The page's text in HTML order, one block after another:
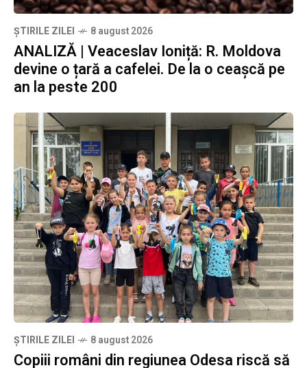
ȘTIRILE ZILEI 8 august 2026
ANALIZĂ | Veaceslav Ioniță: R. Moldova
devine o țară a cafelei. De la o ceașcă pe
an la peste 200
ȘTIRILE ZILEI 8 august 2026
Copiii români din regiunea Odesa riscă să